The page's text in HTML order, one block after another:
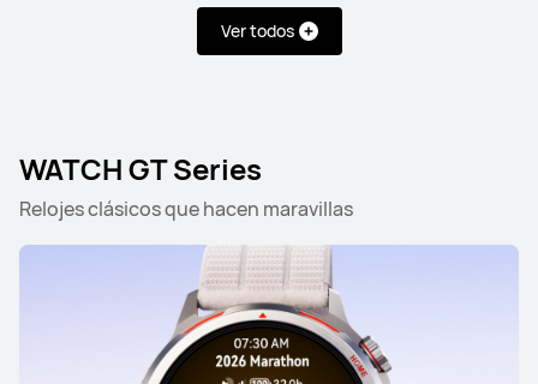
Ver todos
WATCH GT Series
Relojes clásicos que hacen maravillas
WATCH Ultimate Series WATCH Series